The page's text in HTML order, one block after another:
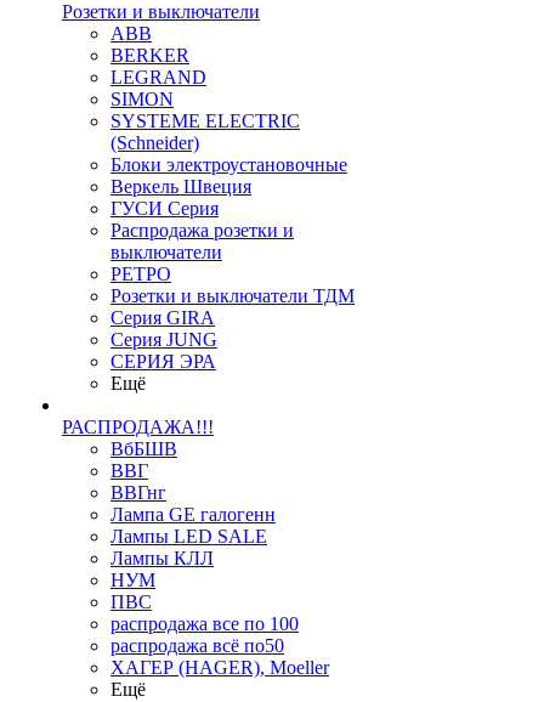
Розетки и выключатели
ABB
BERKER
LEGRAND
SIMON
SYSTEME ELECTRIC
(Schneider)
Блоки электроустановочные
Веркель Швеция
ГУСИ Серия
Распродажа розетки и
выключатели
РЕТРО
Розетки и выключатели ТДМ
Серия GIRA
Серия JUNG
СЕРИЯ ЭРА
Ещё
РАСПРОДАЖА!!!
ВбБШВ
ВВГ
ВВГнг
Лампа GE галогенн
Лампы LED SALE
Лампы КЛЛ
НУМ
ПВС
распродажа все по 100
распродажа всё по50
ХАГЕР (HAGER), Moeller
Ещё